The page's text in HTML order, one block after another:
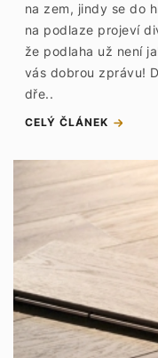
na zem, jindy se do
na podlaze projeví
že podlaha už není
vás dobrou zprávu!
dře..
CELÝ ČLÁNEK